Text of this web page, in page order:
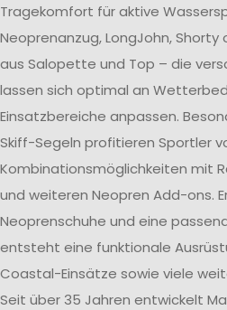
Tragekomfort für aktive
Neoprenanzug, LongJohn,
aus Salopette und Top – die
lassen sich optimal an
Einsatzbereiche anpassen.
Skiff-Segeln profitieren Sportler
Kombinationsmöglichkeiten mit
und weiteren Neopren Add-ons.
Neoprenschuhe und eine
entsteht eine funktionale
Coastal-Einsätze sowie viele
Seit über 35 Jahren entwickelt